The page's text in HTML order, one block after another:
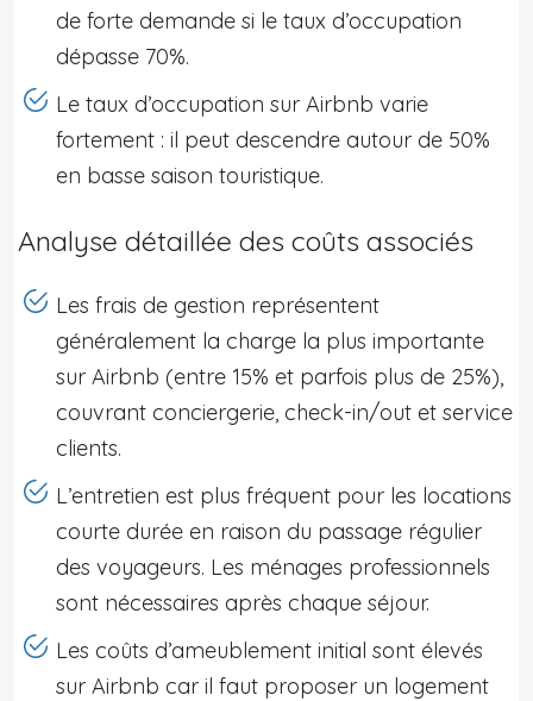
de forte demande si le taux d’occupation
dépasse 70%.
Le taux d’occupation sur Airbnb varie
fortement : il peut descendre autour de 50%
en basse saison touristique.
Analyse détaillée des coûts associés
Les frais de gestion représentent
généralement la charge la plus importante
sur Airbnb (entre 15% et parfois plus de 25%),
couvrant conciergerie, check-in/out et service
clients.
L’entretien est plus fréquent pour les locations
courte durée en raison du passage régulier
des voyageurs. Les ménages professionnels
sont nécessaires après chaque séjour.
Les coûts d’ameublement initial sont élevés
sur Airbnb car il faut proposer un logement